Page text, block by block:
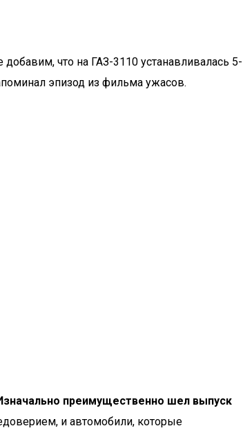
что на ГАЗ-3110 устанавливалась 5-
эпизод из фильма ужасов.
преимущественно шел выпуск
и автомобили, которые